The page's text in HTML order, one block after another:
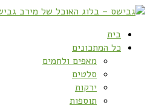
בית
כל המתכונים
מאפים ולחמים
סלטים
ירקות
תוספות